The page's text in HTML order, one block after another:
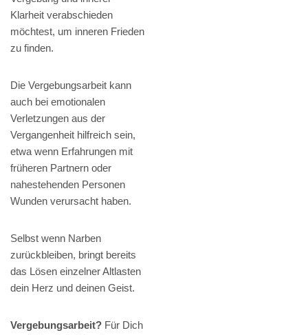
Klarheit verabschieden
möchtest, um inneren Frieden
zu finden.
Die Vergebungsarbeit kann
auch bei emotionalen
Verletzungen aus der
Vergangenheit hilfreich sein,
etwa wenn Erfahrungen mit
früheren Partnern oder
nahestehenden Personen
Wunden verursacht haben.
Selbst wenn Narben
zurückbleiben, bringt bereits
das Lösen einzelner Altlasten
dein Herz und deinen Geist.
Vergebungsarbeit? Für Dich